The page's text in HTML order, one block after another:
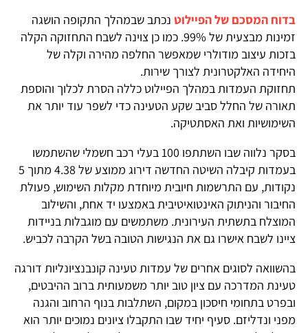
בדוח המסכם של הפיילוט נכתב שבמהלך התקופה הושגה
זמינות מבצעית של 99%. כמו כן צוינה לשבח התחזוקה הקלה
בזכות עיצוב מודולרי שמאפשר החלפה מהירה וקלה של
היחידה האלקטרונית לצורך שירות.
תחזוקת העמדות במהלך הפיילוט כללה הסרת לכלוך והוספת
תאורה של החלל סביב שקע הטעינה כדי לשפר עוד יותר את
השימושיות ואת האסתטיקה.
בסקר נלווה שבו השתתפו 100 בעלי רכב חשמלי שהשתמשו
בעמדות קיבלה השיטה החדשה דירוג ממוצע של 4.38 מתוך 5
נקודות, עם התרשמות חיובית מיוחדת מקלות השימוש, פעולת
החיבור והניתוק האינטואיטיבית באמצעו יד אחת, והשילוב
המוצלח בתשתית העירונית. משתמשים עם מוגבלות בניידות
ציינו לשבח אישרו גם את הנגישות הטובה בשל הקרבה לכביש.
בהשוואה לסוגים אחרים של עמדות טעינה קונבנציונליות דורגה
טעינת המדרכה עם ציון טוב יותר משמעותית ברוב ההיבטים,
ובפרט בתחומי חיסכון במקום, השתלבות בנוף הרחוב והגנה
מפני ונדליזם. סעיף יחיד שבו התקבלו ציונים נמוכים יותר הוא